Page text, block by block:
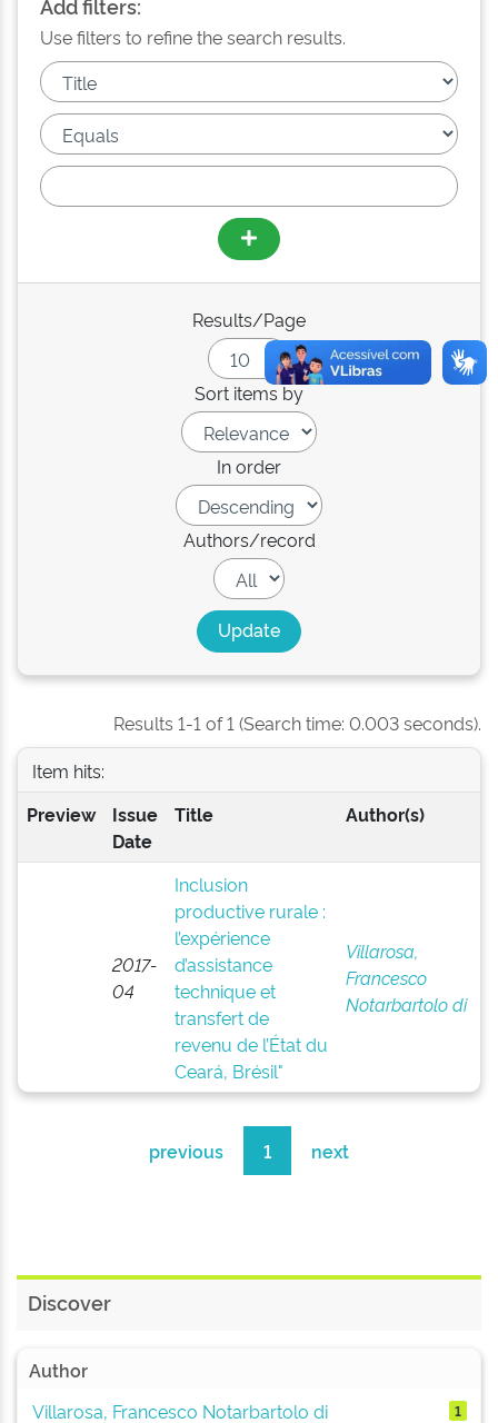
Add filters:
Use filters to refine the search results.
Results/Page
Sort items by
In order
Authors/record
Results 1-1 of 1 (Search time: 0.003 seconds).
Item hits:
Preview
Issue
Date
Title Author(s)
2017-
04
Inclusion
productive rurale :
l’expérience
d’assistance
technique et
transfert de
revenu de l’État du
Ceará, Brésil"
Villarosa,
Francesco
Notarbartolo di
previous 1 next
Discover
Author
Villarosa, Francesco Notarbartolo di
1